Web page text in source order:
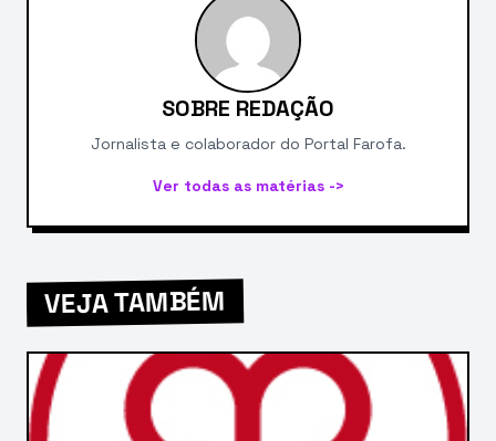
SOBRE REDAÇÃO
Jornalista e colaborador do Portal Farofa.
Ver todas as matérias ->
VEJA TAMBÉM